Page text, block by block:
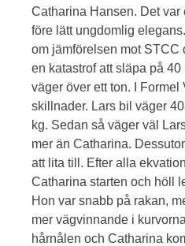
Catharina Hansen. Det var
före lätt ungdomlig
om jämförelsen mot STCC
en katastrof att släpa på
väger över ett ton. I
skillnader. Lars bil väger
kg. Sedan så väger väl
mer än Catharina.
att lita till. Efter alla
Catharina starten och höll
Hon var snabb på rakan,
mer vägvinnande i
hårnålen och Catharina